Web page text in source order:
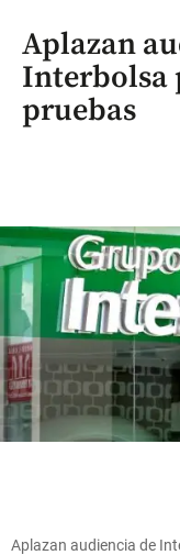
Aplazan
Interbolsa
pruebas
Aplazan audiencia de